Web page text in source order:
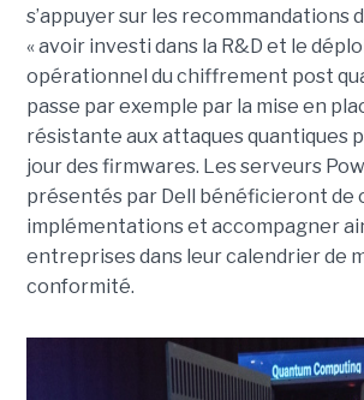
s’appuyer sur les recommandations
« avoir investi dans la R&D et le
opérationnel du chiffrement post
passe par exemple par la mise en
résistante aux attaques quantiques
jour des firmwares. Les serveurs
présentés par Dell bénéficieront de
implémentations et accompagner
entreprises dans leur calendrier de
conformité.